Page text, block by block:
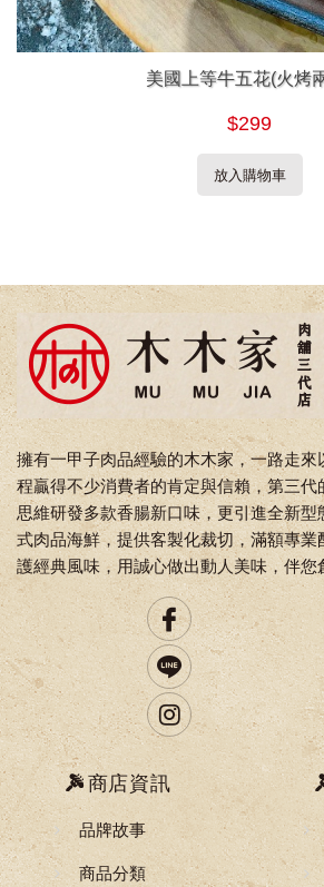
美國上等牛五花(火烤
$299
放入購物車
擁有一甲子肉品經驗的木木家，一路走來
程贏得不少消費者的肯定與信賴，第三代
思維研發多款香腸新口味，更引進全新型
式肉品海鮮，提供客製化裁切，滿額專業
護經典風味，用誠心做出動人美味，伴您
商店資訊
品牌故事
商品分類